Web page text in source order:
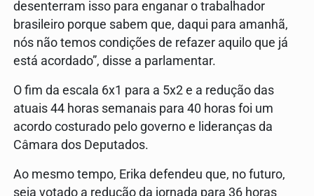
desenterram isso para enganar o trabalhador
brasileiro porque sabem que, daqui para amanhã,
nós não temos condições de refazer aquilo que já
está acordado”, disse a parlamentar.
O fim da escala 6x1 para a 5x2 e a redução das
atuais 44 horas semanais para 40 horas foi um
acordo costurado pelo governo e lideranças da
Câmara dos Deputados.
Ao mesmo tempo, Erika defendeu que, no futuro,
seja votado a redução da jornada para 36 horas